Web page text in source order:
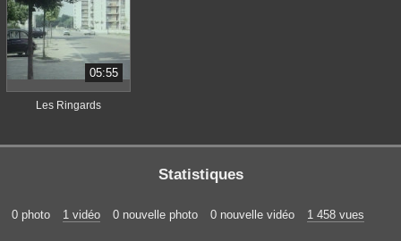
05:55
Les Ringards
Statistiques
0 photo 1 vidéo 0 nouvelle photo 0 nouvelle vidéo 1 458 vues